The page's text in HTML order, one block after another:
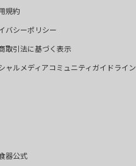
規約
バシーポリシー
取引法に基づく表示
ャルメディアコミュニティガイドライン
器公式